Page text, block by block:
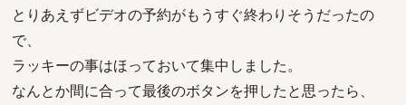
とりあえずビデオの予約がもうすぐ終わりそうだったの
で、
ラッキーの事はほっておいて集中しました。
なんとか間に合って最後のボタンを押したと思ったら、